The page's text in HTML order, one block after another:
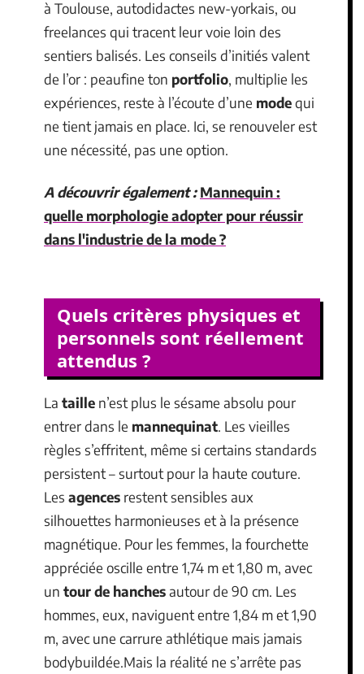
à Toulouse, autodidactes new-yorkais, ou
freelances qui tracent leur voie loin des
sentiers balisés. Les conseils d’initiés valent
de l’or : peaufine ton portfolio, multiplie les
expériences, reste à l’écoute d’une modequi
ne tient jamais en place. Ici, se renouveler est
une nécessité, pas une option.
A découvrir également : Mannequin :
quelle morphologie adopter pour réussir
dans l'industrie de la mode ?
Quels critères physiques et
personnels sont réellement
attendus ?
La taille n’est plus le sésame absolu pour
entrer dans le mannequinat. Les vieilles
règles s’effritent, même si certains standards
persistent – surtout pour la haute couture.
Les agences restent sensibles aux
silhouettes harmonieuses et à la présence
magnétique. Pour les femmes, la fourchette
appréciée oscille entre 1,74 m et 1,80 m, avec
un tour de hanchesautour de 90 cm. Les
hommes, eux, naviguent entre 1,84 m et 1,90
m, avec une carrure athlétique mais jamais
bodybuildée.Mais la réalité ne s’arrête pas